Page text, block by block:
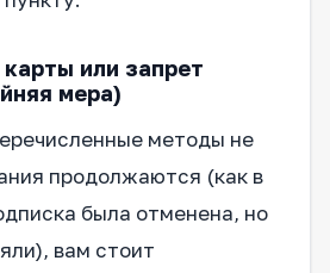
или запрет
мера)
методы не
продолжаются (как в
была отменена, но
вам стоит